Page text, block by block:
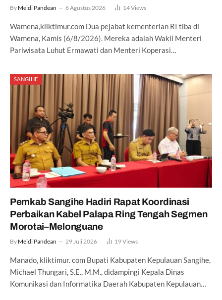
By Meidi Pandean 6 Agustus 2026 14Views
Wamena,kliktimur.com Dua pejabat kementerian RI tiba di
Wamena, Kamis (6/8/2026). Mereka adalah Wakil Menteri
Pariwisata Luhut Ermawati dan Menteri Koperasi…
SANGIHE
Pemkab Sangihe Hadiri Rapat Koordinasi
Perbaikan Kabel Palapa Ring Tengah Segmen
Morotai–Melonguane
By Meidi Pandean 29 Juli 2026 19Views
Manado, kliktimur. com Bupati Kabupaten Kepulauan Sangihe,
Michael Thungari, S.E., M.M., didampingi Kepala Dinas
Komunikasi dan Informatika Daerah Kabupaten Kepulauan…